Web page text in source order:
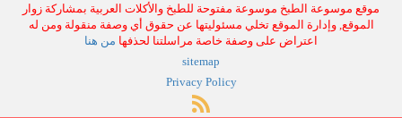
موقع موسوعة الطبخ موسوعة مفتوحة للطبخ والأكلات العربية بمشاركة زوار
الموقع, وإدارة الموقع تخلي مسئوليتها عن حقوق أي وصفة منقولة ومن له
اعتراض على وصفة خاصة مراسلتنا لحذفها من هنا
sitemap
Privacy Policy